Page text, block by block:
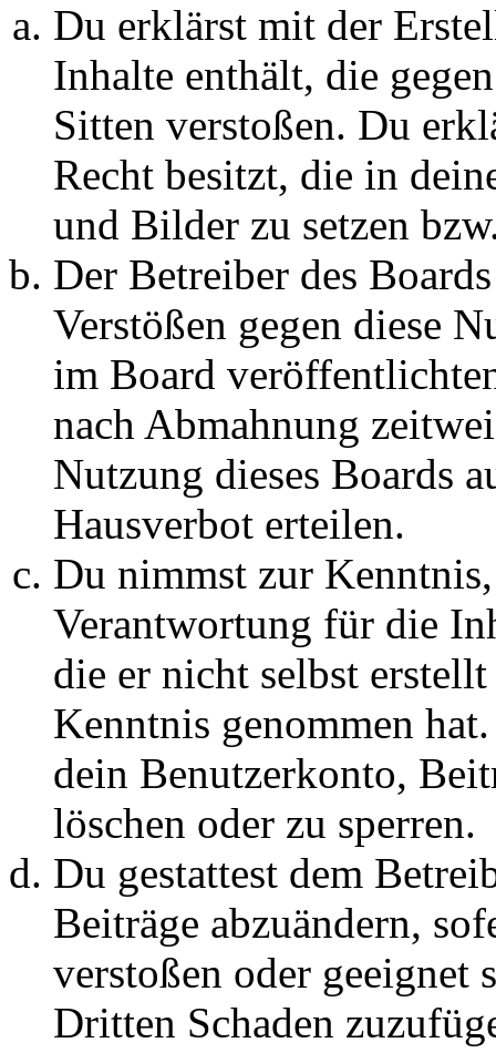
Du erklärst mit der
Inhalte enthält, die
Sitten verstoßen. Du
Recht besitzt, die in
und Bilder zu setzen
Der Betreiber des
Verstößen gegen diese
im Board
nach Abmahnung
Nutzung dieses Boards
Hausverbot erteilen.
Du nimmst zur
Verantwortung für die
die er nicht selbst
Kenntnis genommen
dein Benutzerkonto,
löschen oder zu sperren.
Du gestattest dem
Beiträge abzuändern,
verstoßen oder geeignet
Dritten Schaden